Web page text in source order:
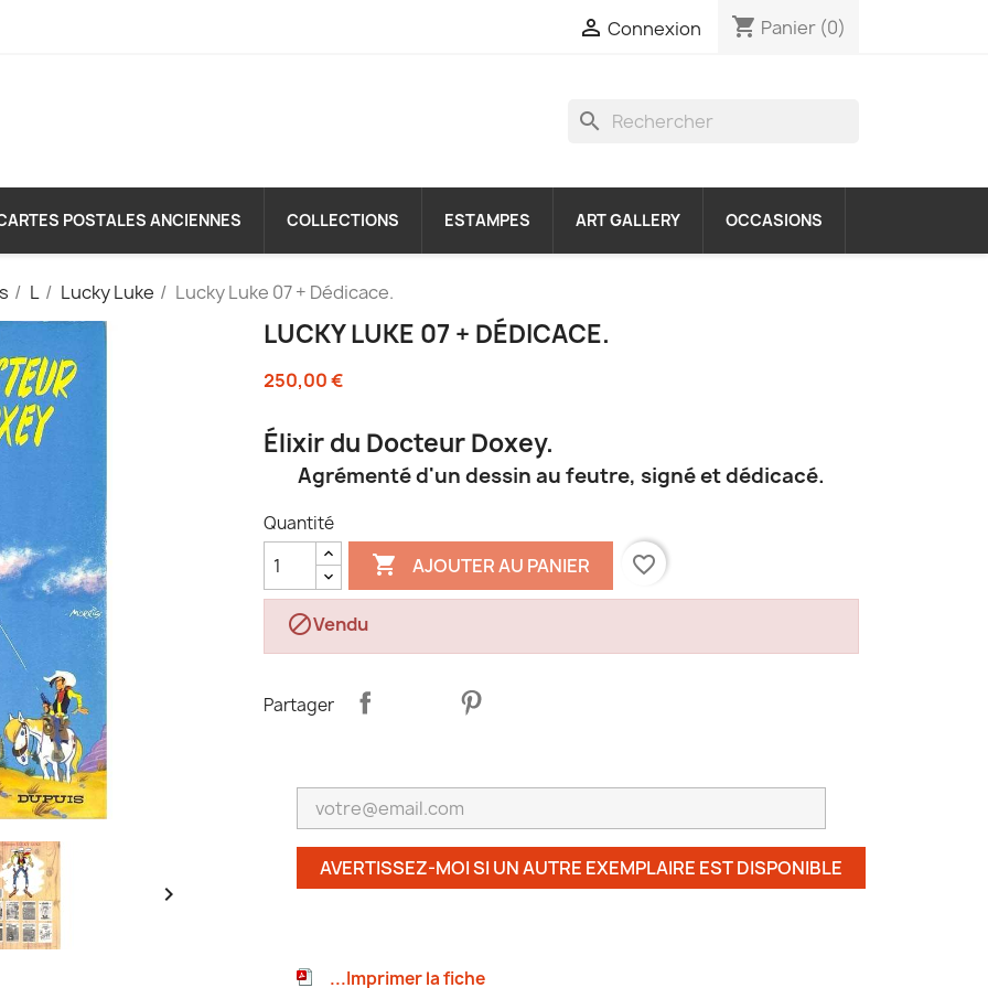
 Connexion shopping_cart Panier (0)
search
POSTALES ANCIENNES COLLECTIONS ESTAMPES ART GALLERY OCCASIONS
L Lucky Luke Lucky Luke 07 + Dédicace.

LUCKY LUKE 07 + DÉDICACE.
250,00 €
Élixir du Docteur Doxey.
Agrémenté d'un dessin au feutre, signé et dédicacé.
Quantité
 AJOUTER AU PANIER favorite_border
Vendu
Partager
AVERTISSEZ-MOI SI UN AUTRE EXEMPLAIRE EST DISPONIBLE
...Imprimer la fiche